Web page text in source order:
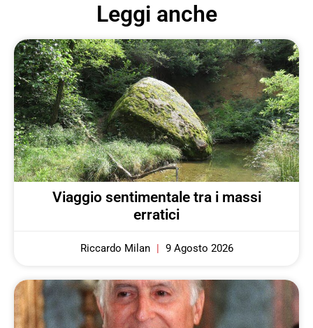
Leggi anche
Viaggio sentimentale tra i massi
erratici
Riccardo Milan 9 Agosto 2026